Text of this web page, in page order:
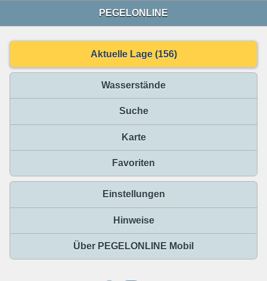
PEGELONLINE
Aktuelle Lage (156)
Wasserstände
Suche
Karte
Favoriten
Einstellungen
Hinweise
Über PEGELONLINE Mobil